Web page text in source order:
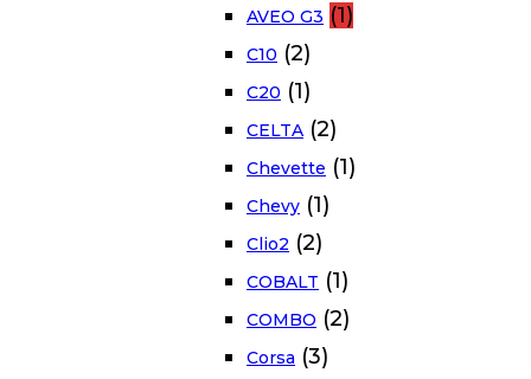
AVEO G3 (1)
C10 (2)
C20 (1)
CELTA (2)
Chevette (1)
Chevy (1)
Clio2 (2)
COBALT (1)
COMBO (2)
Corsa (3)